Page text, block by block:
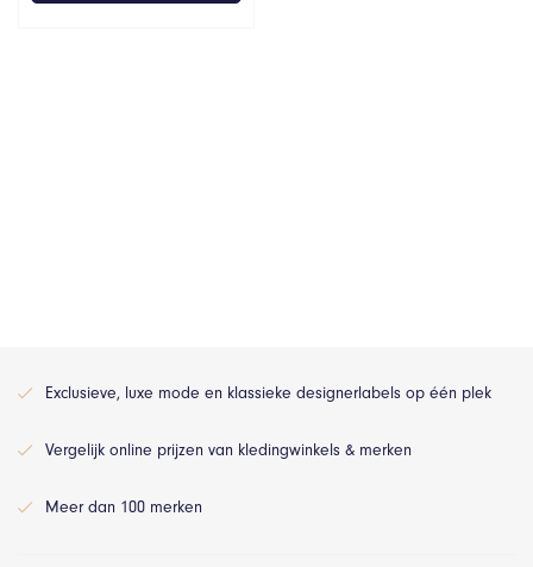
Exclusieve, luxe mode en klassieke designerlabels op één plek
Vergelijk online prijzen van kledingwinkels & merken
Meer dan 100 merken